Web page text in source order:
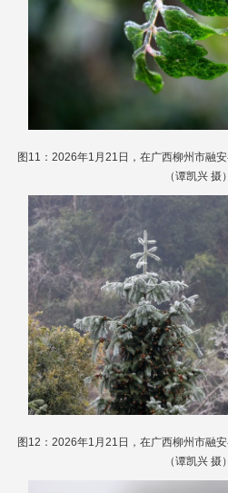
图11：2026年1月21日，在广西柳州市融
（谭凯兴 摄
图12：2026年1月21日，在广西柳州市融
（谭凯兴 摄